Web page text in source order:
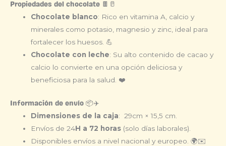
Propiedades del chocolate 🍫🥛
Chocolate blanco: Rico en vitamina A, calcio y
minerales como potasio, magnesio y zinc, ideal para
fortalecer los huesos. 💪
Chocolate con leche: Su alto contenido de cacao y
calcio lo convierte en una opción deliciosa y
beneficiosa para la salud. ❤️
Información de envío 📦✈️
Dimensiones de la caja: 29cm × 15,5 cm.
Envíos de 24H a 72 horas (solo días laborales).
Disponibles envíos a nivel nacional y europeo. 🌍✉️